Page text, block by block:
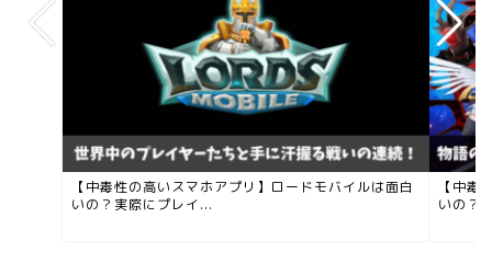
【中毒性の高いスマホアプリ】ロードモバイルは面白
いの？実際にプレイ...
【中毒
いの？